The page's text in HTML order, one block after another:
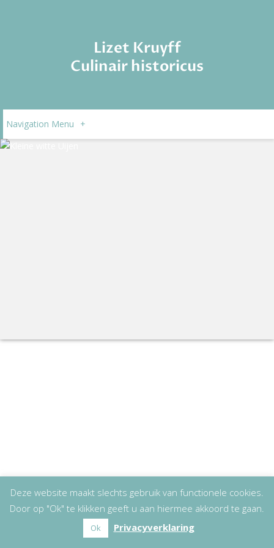
Lizet Kruyff
Culinair historicus
Navigation Menu +
Deze website maakt slechts gebruik van functionele cookies.
Door op "Ok" te klikken geeft u aan hiermee akkoord te gaan.
Ok Privacyverklaring